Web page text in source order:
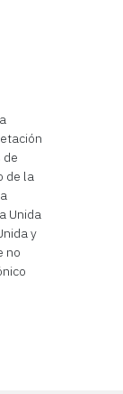
de
de la
Unida
y
no